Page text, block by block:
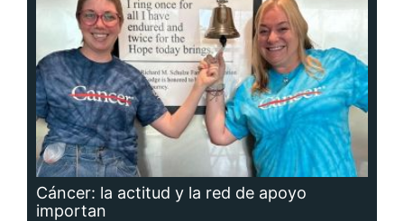
Cáncer: la actitud y la red de apoyo
importan